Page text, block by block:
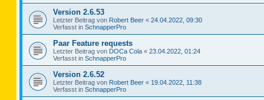
Version 2.6.53
Letzter Beitrag von Robert Beer « 24.04.2022, 09:30
Verfasst in SchnapperPro
Paar Feature requests
Letzter Beitrag von DOCa Cola « 23.04.2022, 01:24
Verfasst in SchnapperPro
Version 2.6.52
Letzter Beitrag von Robert Beer « 19.04.2022, 11:38
Verfasst in SchnapperPro